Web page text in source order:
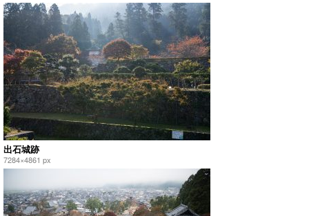
出石城跡
7284×4861 px